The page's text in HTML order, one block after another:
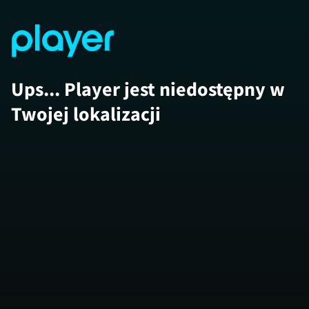
Ups... Player jest niedostępny w
Twojej lokalizacji